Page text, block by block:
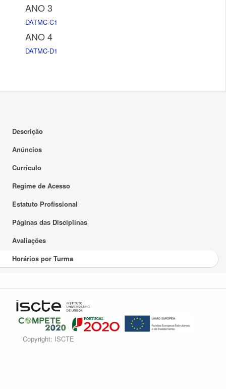
ANO 3
DATMC-C1
ANO 4
DATMC-D1
Descrição
Anúncios
Currículo
Regime de Acesso
Estatuto Profissional
Páginas das Disciplinas
Avaliações
Horários por Turma
Copyright: ISCTE